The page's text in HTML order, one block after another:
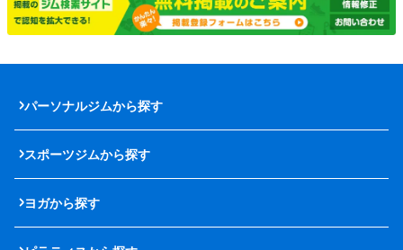
パーソナルジムから探す
スポーツジムから探す
ヨガから探す